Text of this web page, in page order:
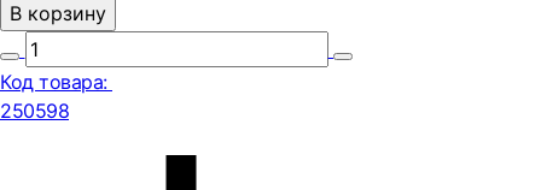
В корзину
Код товара:
250598